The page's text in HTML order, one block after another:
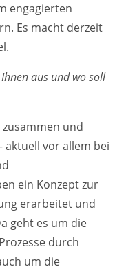
engagierten
Es macht derzeit
aus und wo soll
und
aktuell vor allem bei
ein Konzept zur
erarbeitet und
geht es um die
durch
um die